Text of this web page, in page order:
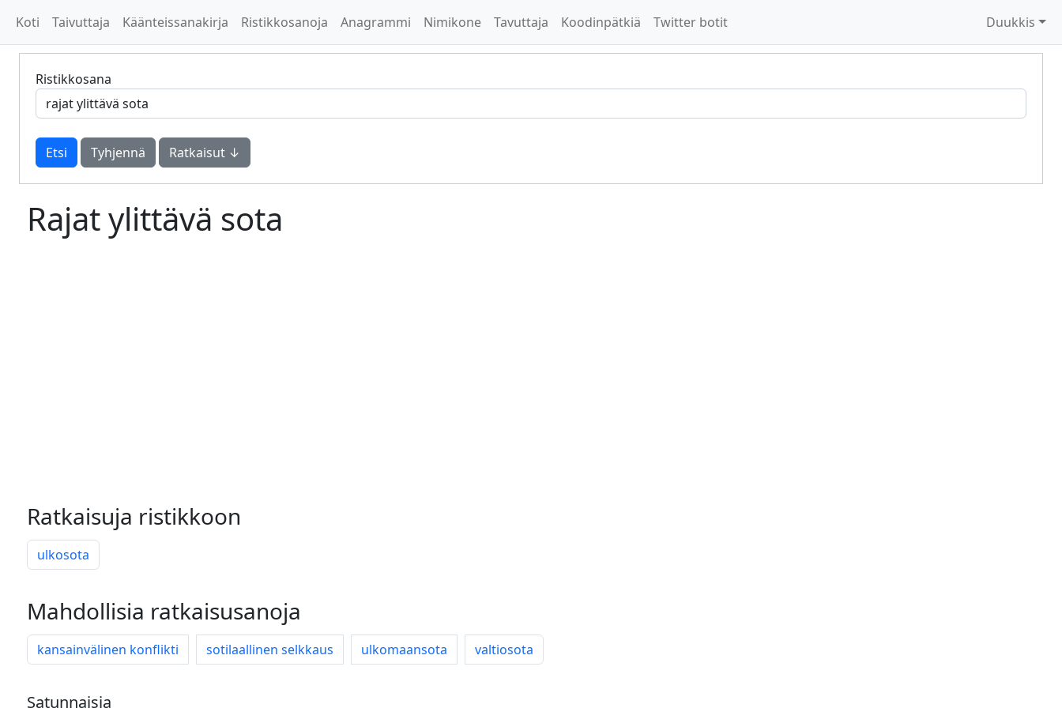
Koti Taivuttaja Käänteissanakirja Ristikkosanoja Anagrammi Nimikone Tavuttaja Koodinpätkiä Twitter botit Duukkis
Ristikkosana
Tyhjennä Ratkaisut ↓
Rajat ylittävä sota
Ratkaisuja ristikkoon
ulkosota
Mahdollisia ratkaisusanoja
kansainvälinen konflikti sotilaallinen selkkaus ulkomaansota valtiosota
Satunnaisia